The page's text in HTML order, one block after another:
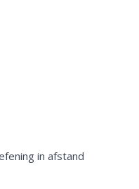
in afstand